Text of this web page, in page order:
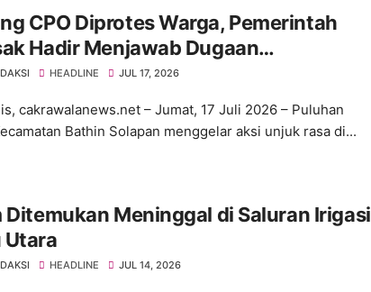
CPO Diprotes Warga, Pemerintah
Hadir Menjawab Dugaan
HEADLINE JUL 17, 2026
cakrawalanews.net – Jumat, 17 Juli 2026 – Puluhan
Bathin Solapan menggelar aksi unjuk rasa di...
Ditemukan Meninggal di Saluran Irigasi
Utara
HEADLINE JUL 14, 2026